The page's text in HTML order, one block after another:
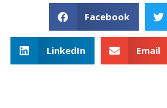
Facebook
LinkedIn Email